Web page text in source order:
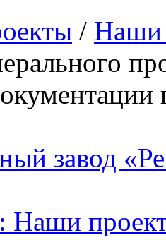
/ Наши
завод
Наши